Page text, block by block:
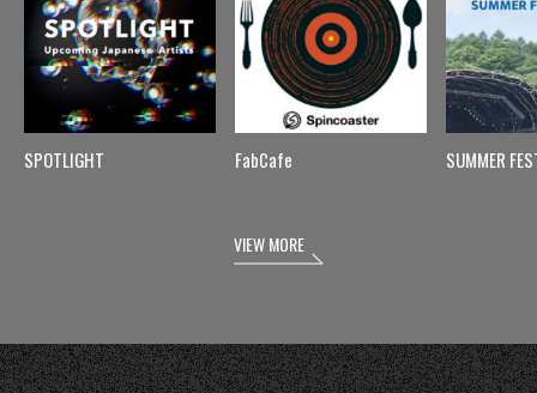
SPOTLIGHT FabCafe SUMMER
VIEW MORE